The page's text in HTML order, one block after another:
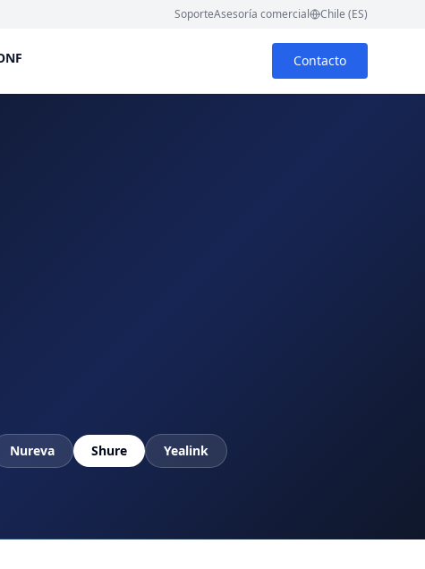
SoporteAsesoría comercial Chile (ES)
Contacto
Nureva Shure Yealink